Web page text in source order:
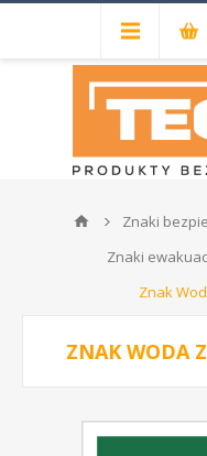
Znaki
Znaki
Znak
ZNAK WODA